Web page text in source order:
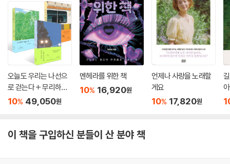
오늘도 우리는 나선으
로 걷는다 + 무리하지
않는 선에서 + 마음의
10% 49,050원
멘헤라를 위한 책
10% 16,920원
언제나 사랑을 노래할
게요
10% 17,820원
아
이 책을 구입하신 분들이 산 분야 책